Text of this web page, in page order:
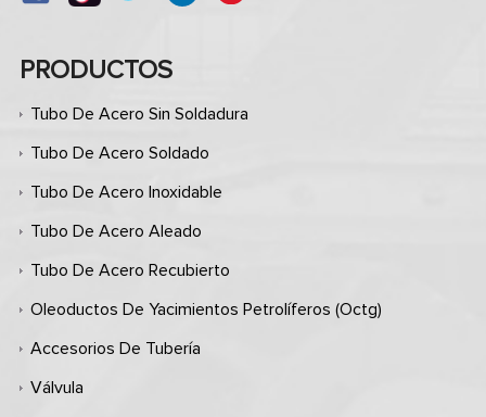
PRODUCTOS
Tubo De Acero Sin Soldadura
Tubo De Acero Soldado
Tubo De Acero Inoxidable
Tubo De Acero Aleado
Tubo De Acero Recubierto
Oleoductos De Yacimientos Petrolíferos (octg)
Accesorios De Tubería
Válvula